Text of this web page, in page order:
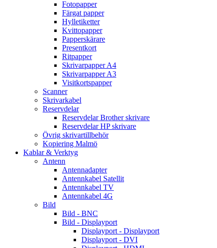
Fotopapper
Färgat papper
Hylletiketter
Kvittopapper
Papperskärare
Presentkort
Ritpapper
Skrivarpapper A4
Skrivarpapper A3
Visitkortspapper
Scanner
Skrivarkabel
Reservdelar
Reservdelar Brother skrivare
Reservdelar HP skrivare
Övrig skrivartillbehör
Kopiering Malmö
Kablar & Verktyg
Antenn
Antennadapter
Antennkabel Satellit
Antennkabel TV
Antennkabel 4G
Bild
Bild - BNC
Bild - Displayport
Displayport - Displayport
Displayport - DVI